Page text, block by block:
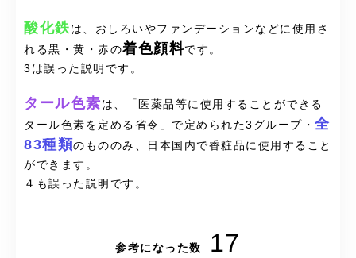
酸化鉄 は、おしろいやファンデーションなどに使用さ
れる黒・黄・赤の着色顔料です。
3は誤った説明です。
タール色素 は、「医薬品等に使用することができる
タール色素を定める省令」で定められた3グループ・ 全
83種類のもののみ、日本国内で香粧品に使用すること
ができます。
４も誤った説明です。
参考になった数 17